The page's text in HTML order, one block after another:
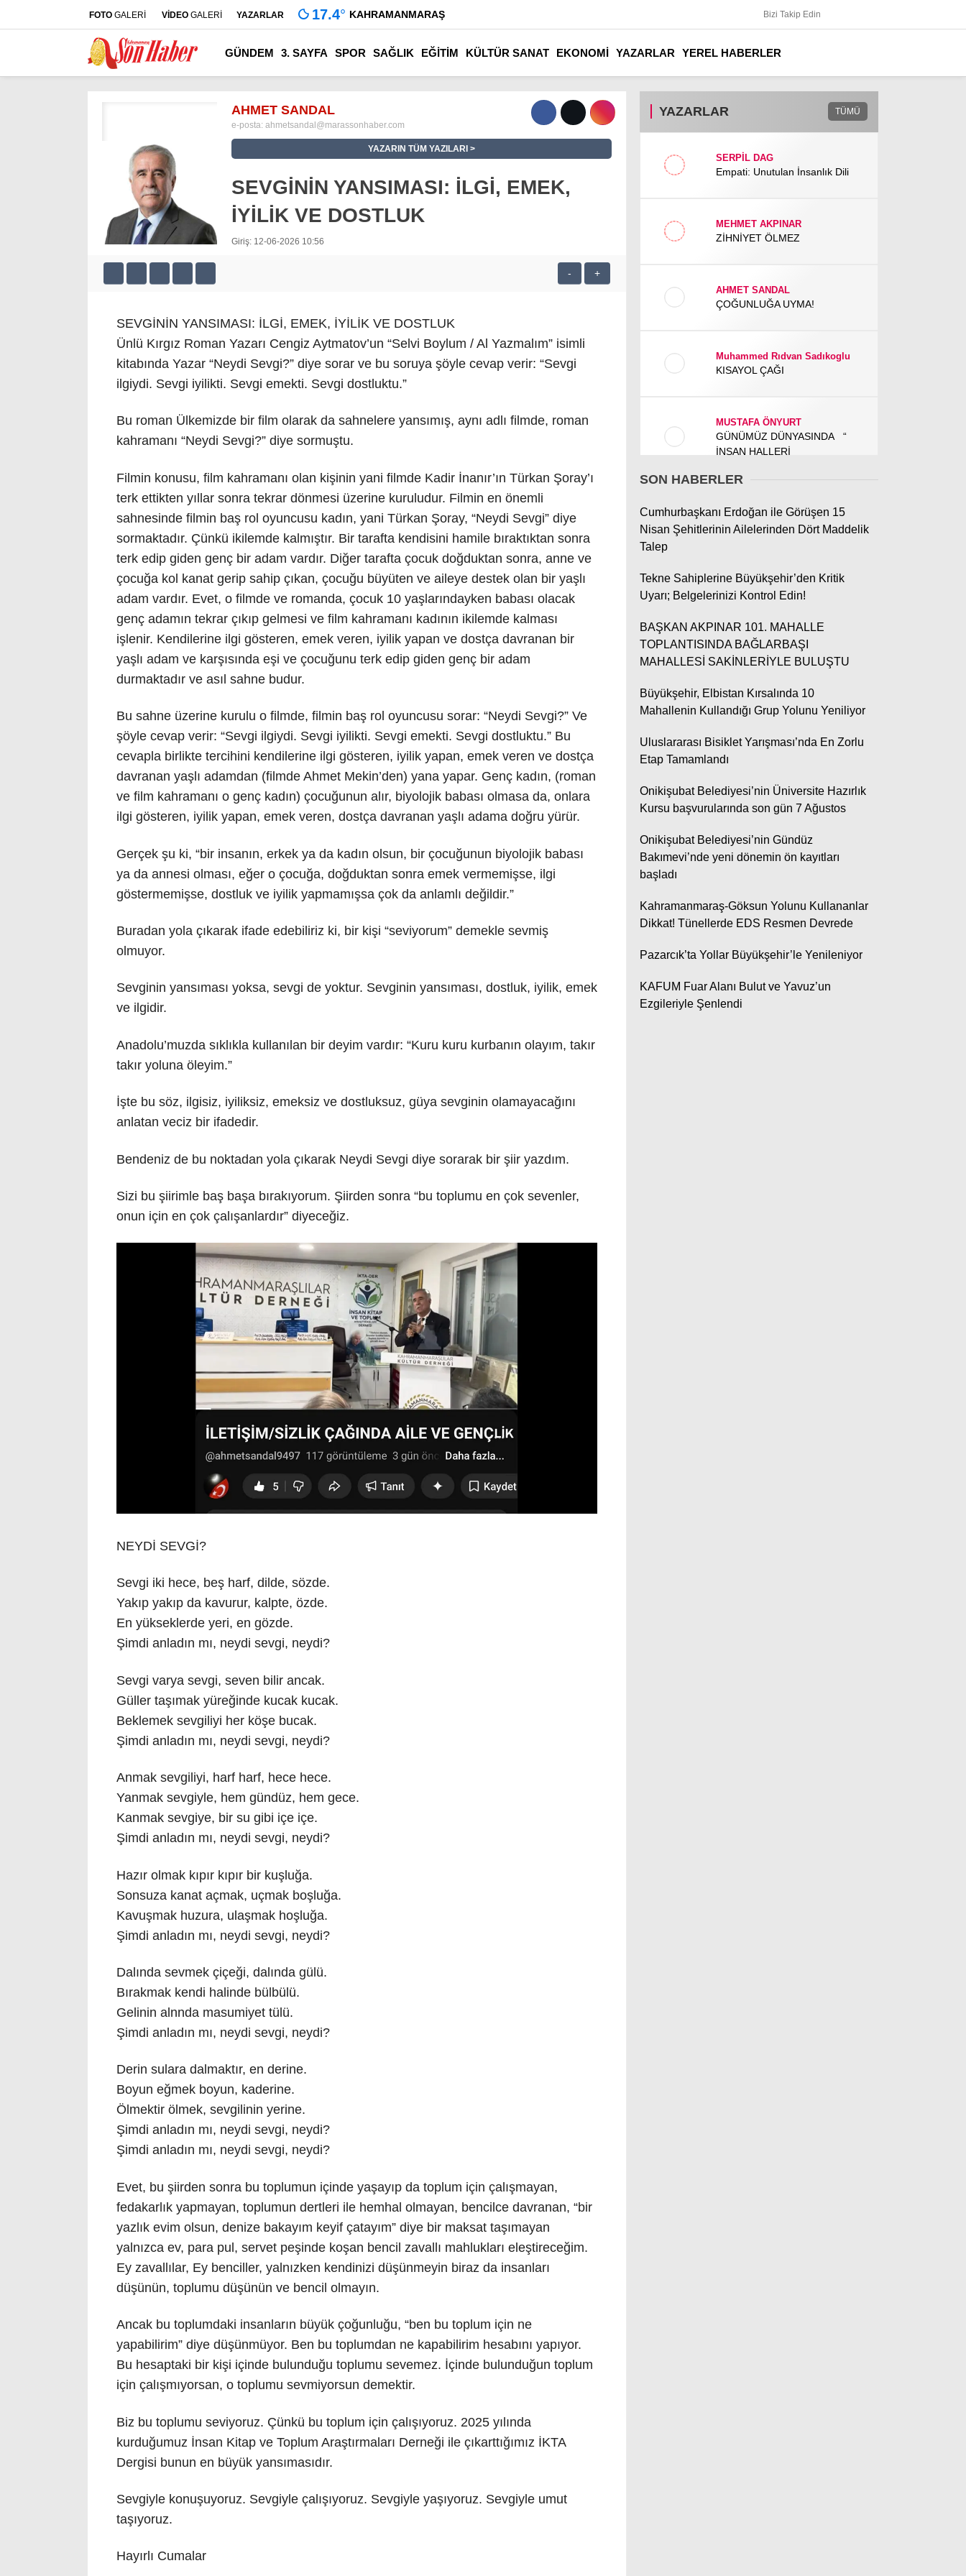
GÜNDEM
SPOR
EKONOMİ
YEREL HABERLER
Facebook
FOTO GALERİ VİDEO GALERİ YAZARLAR 17.4° KAHRAMANMARAŞ Bizi Takip Edin
GÜNDEM 3. SAYFA SPOR SAĞLIK EĞİTİM KÜLTÜR SANAT EKONOMİ YAZARLAR YEREL HABERLER
AHMET SANDAL
e-posta: ahmetsandal@marassonhaber.com
YAZARIN TÜM YAZILARI
SEVGİNİN YANSIMASI: İLGİ, EMEK,
İYİLİK VE DOSTLUK
Giriş: 12-06-2026 10:56
- +
SEVGİNİN YANSIMASI: İLGİ, EMEK, İYİLİK VE DOSTLUK
Ünlü Kırgız Roman Yazarı Cengiz Aytmatov’un “Selvi Boylum / Al Yazmalım” isimli
kitabında Yazar “Neydi Sevgi?” diye sorar ve bu soruya şöyle cevap verir: “Sevgi
ilgiydi. Sevgi iyilikti. Sevgi emekti. Sevgi dostluktu.”
Bu roman Ülkemizde bir film olarak da sahnelere yansımış, aynı adlı filmde, roman
kahramanı “Neydi Sevgi?” diye sormuştu.
Filmin konusu, film kahramanı olan kişinin yani filmde Kadir İnanır’ın Türkan Şoray’ı
terk ettikten yıllar sonra tekrar dönmesi üzerine kuruludur. Filmin en önemli
sahnesinde filmin baş rol oyuncusu kadın, yani Türkan Şoray, “Neydi Sevgi” diye
sormaktadır. Çünkü ikilemde kalmıştır. Bir tarafta kendisini hamile bıraktıktan sonra
terk edip giden genç bir adam vardır. Diğer tarafta çocuk doğduktan sonra, anne ve
çocuğa kol kanat gerip sahip çıkan, çocuğu büyüten ve aileye destek olan bir yaşlı
adam vardır. Evet, o filmde ve romanda, çocuk 10 yaşlarındayken babası olacak
genç adamın tekrar çıkıp gelmesi ve film kahramanı kadının ikilemde kalması
işlenir. Kendilerine ilgi gösteren, emek veren, iyilik yapan ve dostça davranan bir
yaşlı adam ve karşısında eşi ve çocuğunu terk edip giden genç bir adam
durmaktadır ve asıl sahne budur.
Bu sahne üzerine kurulu o filmde, filmin baş rol oyuncusu sorar: “Neydi Sevgi?” Ve
şöyle cevap verir: “Sevgi ilgiydi. Sevgi iyilikti. Sevgi emekti. Sevgi dostluktu.” Bu
cevapla birlikte tercihini kendilerine ilgi gösteren, iyilik yapan, emek veren ve dostça
davranan yaşlı adamdan (filmde Ahmet Mekin’den) yana yapar. Genç kadın, (roman
ve film kahramanı o genç kadın) çocuğunun alır, biyolojik babası olmasa da, onlara
ilgi gösteren, iyilik yapan, emek veren, dostça davranan yaşlı adama doğru yürür.
Gerçek şu ki, “bir insanın, erkek ya da kadın olsun, bir çocuğunun biyolojik babası
ya da annesi olması, eğer o çocuğa, doğduktan sonra emek vermemişse, ilgi
göstermemişse, dostluk ve iyilik yapmamışsa çok da anlamlı değildir.”
Buradan yola çıkarak ifade edebiliriz ki, bir kişi “seviyorum” demekle sevmiş
olmuyor.
Sevginin yansıması yoksa, sevgi de yoktur. Sevginin yansıması, dostluk, iyilik, emek
ve ilgidir.
Anadolu’muzda sıklıkla kullanılan bir deyim vardır: “Kuru kuru kurbanın olayım, takır
takır yoluna öleyim.”
İşte bu söz, ilgisiz, iyiliksiz, emeksiz ve dostluksuz, güya sevginin olamayacağını
anlatan veciz bir ifadedir.
Bendeniz de bu noktadan yola çıkarak Neydi Sevgi diye sorarak bir şiir yazdım.
Sizi bu şiirimle baş başa bırakıyorum. Şiirden sonra “bu toplumu en çok sevenler,
onun için en çok çalışanlardır” diyeceğiz.
NEYDİ SEVGİ?
Sevgi iki hece, beş harf, dilde, sözde.
Yakıp yakıp da kavurur, kalpte, özde.
En yükseklerde yeri, en gözde.
Şimdi anladın mı, neydi sevgi, neydi?
Sevgi varya sevgi, seven bilir ancak.
Güller taşımak yüreğinde kucak kucak.
Beklemek sevgiliyi her köşe bucak.
Şimdi anladın mı, neydi sevgi, neydi?
Anmak sevgiliyi, harf harf, hece hece.
Yanmak sevgiyle, hem gündüz, hem gece.
Kanmak sevgiye, bir su gibi içe içe.
Şimdi anladın mı, neydi sevgi, neydi?
Hazır olmak kıpır kıpır bir kuşluğa.
Sonsuza kanat açmak, uçmak boşluğa.
Kavuşmak huzura, ulaşmak hoşluğa.
Şimdi anladın mı, neydi sevgi, neydi?
Dalında sevmek çiçeği, dalında gülü.
Bırakmak kendi halinde bülbülü.
Gelinin alnnda masumiyet tülü.
Şimdi anladın mı, neydi sevgi, neydi?
Derin sulara dalmaktır, en derine.
Boyun eğmek boyun, kaderine.
Ölmektir ölmek, sevgilinin yerine.
Şimdi anladın mı, neydi sevgi, neydi?
Şimdi anladın mı, neydi sevgi, neydi?
Evet, bu şiirden sonra bu toplumun içinde yaşayıp da toplum için çalışmayan,
fedakarlık yapmayan, toplumun dertleri ile hemhal olmayan, bencilce davranan, “bir
yazlık evim olsun, denize bakayım keyif çatayım” diye bir maksat taşımayan
yalnızca ev, para pul, servet peşinde koşan bencil zavallı mahlukları eleştireceğim.
Ey zavallılar, Ey benciller, yalnızken kendinizi düşünmeyin biraz da insanları
düşünün, toplumu düşünün ve bencil olmayın.
Ancak bu toplumdaki insanların büyük çoğunluğu, “ben bu toplum için ne
yapabilirim” diye düşünmüyor. Ben bu toplumdan ne kapabilirim hesabını yapıyor.
Bu hesaptaki bir kişi içinde bulunduğu toplumu sevemez. İçinde bulunduğun toplum
için çalışmıyorsan, o toplumu sevmiyorsun demektir.
Biz bu toplumu seviyoruz. Çünkü bu toplum için çalışıyoruz. 2025 yılında
kurduğumuz İnsan Kitap ve Toplum Araştırmaları Derneği ile çıkarttığımız İKTA
Dergisi bunun en büyük yansımasıdır.
Sevgiyle konuşuyoruz. Sevgiyle çalışıyoruz. Sevgiyle yaşıyoruz. Sevgiyle umut
taşıyoruz.
Hayırlı Cumalar
YAZARLAR TÜMÜ
SERPİL DAG
Empati: Unutulan İnsanlık Dili
MEHMET AKPINAR
ZİHNİYET ÖLMEZ
AHMET SANDAL
ÇOĞUNLUĞA UYMA!
Muhammed Rıdvan Sadıkoglu
KISAYOL ÇAĞI
MUSTAFA ÖNYURT
GÜNÜMÜZ DÜNYASINDA “
İNSAN HALLERİ
Çınaraltı Yeniden Açıldı…
Aslında Hatıralar Kapısını
İlker Yiyen
Sevdası, Bir de Yurt Çilesi
Halka Arz Kavramı ve Hukuki
Niteliği
SON HABERLER
Cumhurbaşkanı Erdoğan ile Görüşen 15
Nisan Şehitlerinin Ailelerinden Dört Maddelik
Talep
Tekne Sahiplerine Büyükşehir’den Kritik
Uyarı; Belgelerinizi Kontrol Edin!
BAŞKAN AKPINAR 101. MAHALLE
TOPLANTISINDA BAĞLARBAŞI
MAHALLESİ SAKİNLERİYLE BULUŞTU
Büyükşehir, Elbistan Kırsalında 10
Mahallenin Kullandığı Grup Yolunu Yeniliyor
Uluslararası Bisiklet Yarışması’nda En Zorlu
Etap Tamamlandı
Onikişubat Belediyesi’nin Üniversite Hazırlık
Kursu başvurularında son gün 7 Ağustos
Onikişubat Belediyesi’nin Gündüz
Bakımevi’nde yeni dönemin ön kayıtları
başladı
Kahramanmaraş-Göksun Yolunu Kullananlar
Dikkat! Tünellerde EDS Resmen Devrede
Pazarcık’ta Yollar Büyükşehir’le Yenileniyor
KAFUM Fuar Alanı Bulut ve Yavuz’un
Ezgileriyle Şenlendi